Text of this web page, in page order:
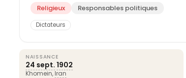
Religieux Responsables politiques
Dictateurs
NAISSANCE
24 sept. 1902
Khomein, Iran